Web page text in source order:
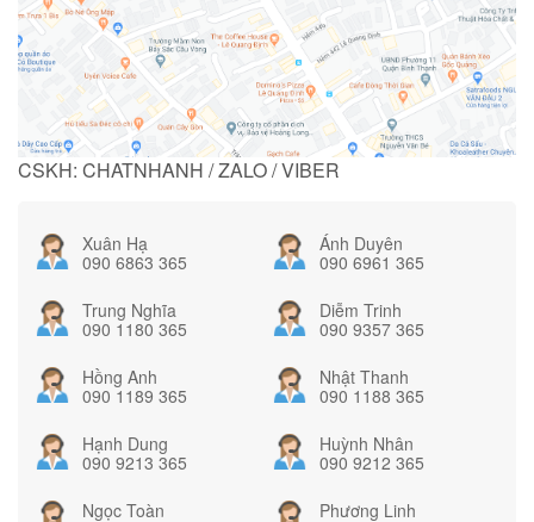
CSKH: CHATNHANH / ZALO / VIBER
Xuân Hạ
090 6863 365
Ánh Duyên
090 6961 365
Trung Nghĩa
090 1180 365
Diễm Trinh
090 9357 365
Hồng Anh
090 1189 365
Nhật Thanh
090 1188 365
Hạnh Dung
090 9213 365
Huỳnh Nhân
090 9212 365
Ngọc Toàn
Phương Linh